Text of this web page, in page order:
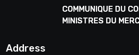
COMMUNIQUE DU
MINISTRES DU
Address